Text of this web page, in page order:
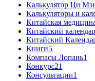
Калькулятор Ци
Калькуляторы и
Китайская
Китайский
Китайский
Книги5
Компасы Лопань1
Конкурс21
Консультации1